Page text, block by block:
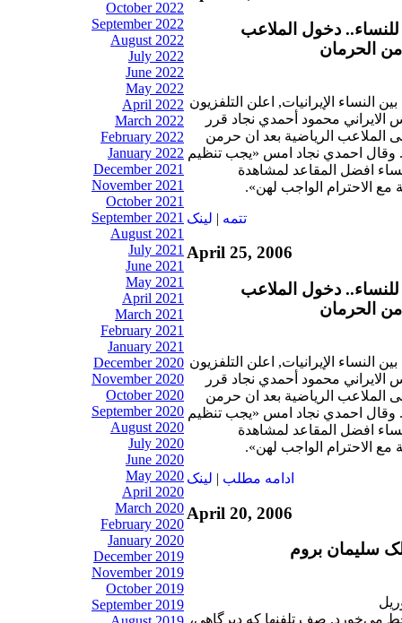
October 2022
September 2022
August 2022
July 2022
June 2022
May 2022
April 2022
March 2022
February 2022
January 2022
December 2021
November 2021
October 2021
September 2021
August 2021
July 2021
June 2021
May 2021
April 2021
March 2021
February 2021
January 2021
December 2020
November 2020
October 2020
September 2020
August 2020
July 2020
June 2020
May 2020
April 2020
March 2020
February 2020
January 2020
December 2019
November 2019
October 2019
September 2019
دخول الملاعب
النساء الإيرانيات, اعلن التلفزيون
الايراني محمود أحمدي نجاد قرر
الملاعب الرياضية بعد ان حرمن
احمدي نجاد امس «يجب تنظيم
افضل المقاعد لمشاهدة
مع الاحترام الواجب لهن».
تتمه | لينک
April 25, 2006
دخول الملاعب
النساء الإيرانيات, اعلن التلفزيون
الايراني محمود أحمدي نجاد قرر
الملاعب الرياضية بعد ان حرمن
احمدي نجاد امس «يجب تنظيم
افضل المقاعد لمشاهدة
مع الاحترام الواجب لهن».
ادامه مطلب | لينک
April 20, 2006
سلیمان بروم
می‌خورد. صف تلفنها که دیرگاهی،